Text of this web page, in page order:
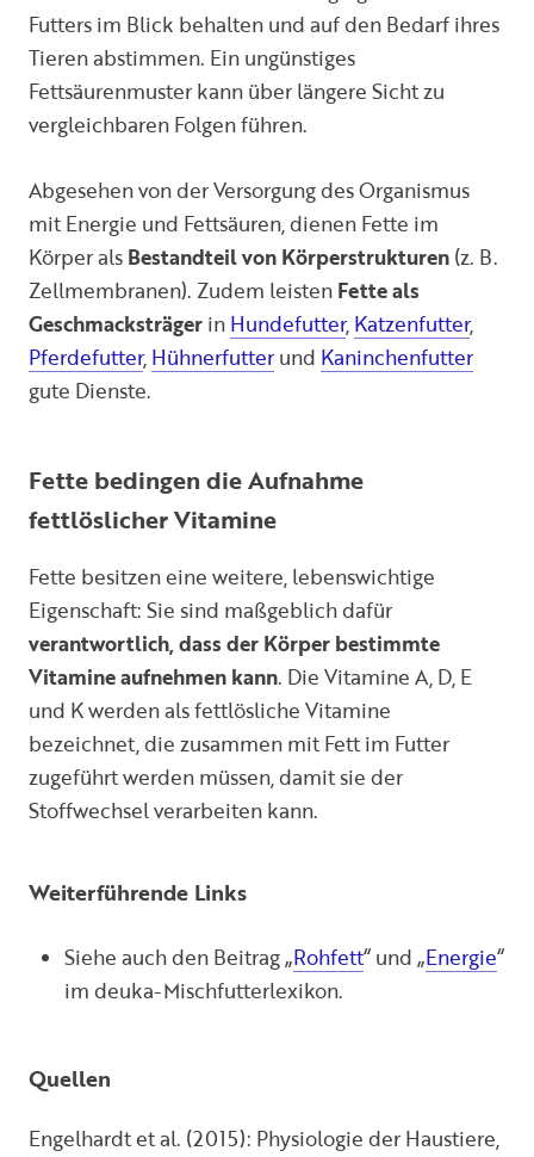
Futters im Blick behalten und auf den Bedarf ihres
Tieren abstimmen. Ein ungünstiges
Fettsäurenmuster kann über längere Sicht zu
vergleichbaren Folgen führen.
Abgesehen von der Versorgung des Organismus
mit Energie und Fettsäuren, dienen Fette im
Körper als Bestandteil von Körperstrukturen (z. B.
Zellmembranen). Zudem leisten Fette als
Geschmacksträger in Hundefutter, Katzenfutter,
Pferdefutter, Hühnerfutter und Kaninchenfutter
gute Dienste.
Fette bedingen die Aufnahme
fettlöslicher Vitamine
Fette besitzen eine weitere, lebenswichtige
Eigenschaft: Sie sind maßgeblich dafür
verantwortlich, dass der Körper bestimmte
Vitamine aufnehmen kann. Die Vitamine A, D, E
und K werden als fettlösliche Vitamine
bezeichnet, die zusammen mit Fett im Futter
zugeführt werden müssen, damit sie der
Stoffwechsel verarbeiten kann.
Weiterführende Links
Siehe auch den Beitrag „Rohfett“ und „Energie“
im deuka-Mischfutterlexikon.
Quellen
Engelhardt et al. (2015): Physiologie der Haustiere,